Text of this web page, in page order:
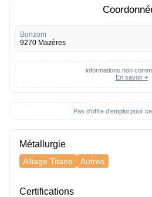
Pas d'offre d'emploi pour
Bonzom
9270 Mazères
informations non
En savoir +
Métallurgie
Alliage Titane Autres
Certifications